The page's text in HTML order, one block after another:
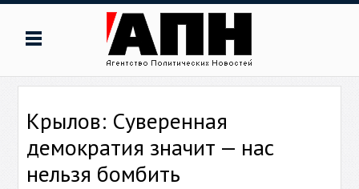
Крылов: Суверенная
демократия значит — нас
нельзя бомбить